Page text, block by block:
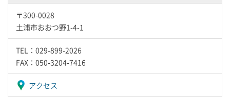
〒300-0028
土浦市おおつ野1-4-1
TEL：029-899-2026
FAX：050-3204-7416
アクセス